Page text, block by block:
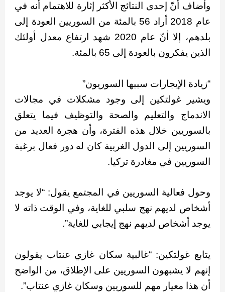
وأضاف أنّ إحدى النتائج الأكثر إثارة للاهتمام أنه في
عام 2018 أراد 56 بالمئة من السوريين العودة إلى
بلدهم، إلا أنّ عام 2020 شهد ارتفاع معدل أولئك
الذين يفكرون بالعودة إلى 65 بالمئة.
“زيادة الإيجارات سببها السوريون”
ويشير غولتكين إلى وجود مشكلات في مجالات
الاندماج والتعليم والصحة والتوظيف فيما يتعلق
بالسوريين خلال هذه الفترة، وأن هجرة العديد من
السوريين إلى الدول الغربية كان له دور فعال برغبة
السوريين في مغادرة تركيا.
وحول فعالية السوريين في المجتمع يقول: “لا يوجد
أشخاص لديهم نهج سلبي للغاية، وفي الوقت ذاته لا
يوجد أشخاص لديهم نهج إيجابي للغاية”.
يتابع غولتكين: “غالبية سكان غازي عنتاب يقولون
إنهم لا يشبهون السوريين على الإطلاق، من الواضح
أن هذا معيار مهم للسوريين وسكان غازي عنتاب”.